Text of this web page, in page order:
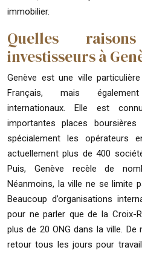
immobilier.
Quelles
investisseurs à
Genève est une ville
Français, mais
internationaux. Elle est
importantes places
spécialement les opérateurs
actuellement plus de 400
Puis, Genève recèle de
Néanmoins, la ville ne se limite
Beaucoup d’organisations
pour ne parler que de la Croix-
plus de 20 ONG dans la ville. De
retour tous les jours pour